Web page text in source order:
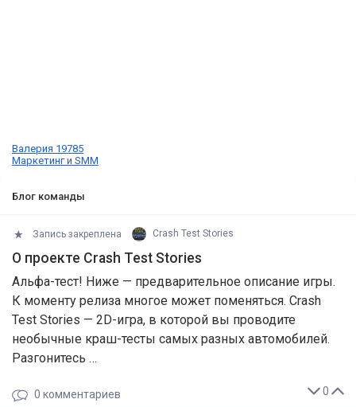
Валерия 19785
Маркетинг и SMM
Блог команды
Запись закреплена Crash Test Stories
О проекте Crash Test Stories
Альфа-тест! Ниже — предварительное описание игры.
К моменту релиза многое может поменяться. Crash
Test Stories — 2D-игра, в которой вы проводите
необычные краш-тесты самых разных автомобилей.
Разгонитесь …
0
0 комментариев